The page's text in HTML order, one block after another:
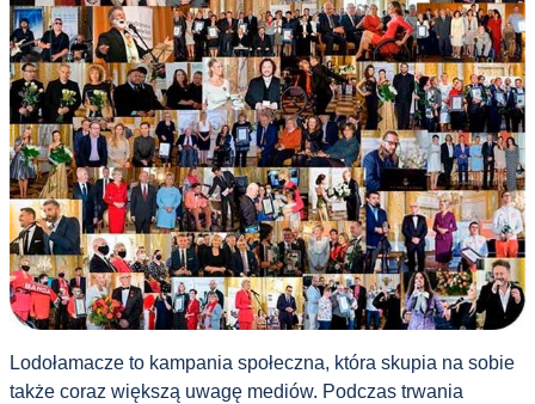
Lodołamacze to kampania społeczna, która skupia na sobie
także coraz większą uwagę mediów. Podczas trwania